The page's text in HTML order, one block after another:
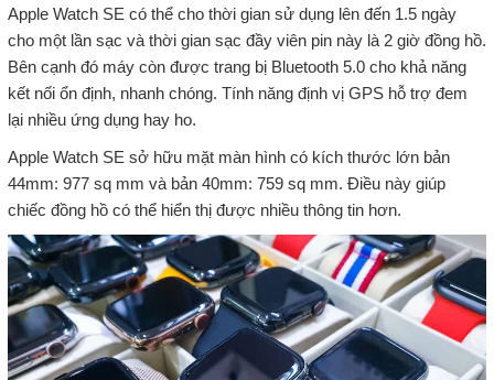
Apple Watch SE có thể cho thời gian sử dụng lên đến 1.5 ngày
cho một lần sạc và thời gian sạc đầy viên pin này là 2 giờ đồng hồ.
Bên cạnh đó máy còn được trang bị Bluetooth 5.0 cho khả năng
kết nối ổn định, nhanh chóng. Tính năng định vị GPS hỗ trợ đem
lại nhiều ứng dụng hay ho.
Apple Watch SE sở hữu mặt màn hình có kích thước lớn bản
44mm: 977 sq mm và bản 40mm: 759 sq mm. Điều này giúp
chiếc đồng hồ có thể hiển thị được nhiều thông tin hơn.